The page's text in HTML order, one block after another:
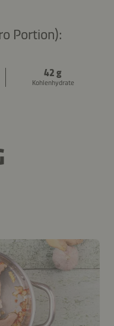
Portion):
42 g
Kohlenhydrate